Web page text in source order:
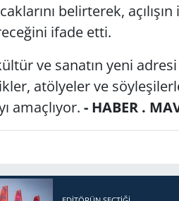
be­lir­te­rek,
ifade etti.
ve sa­na­tın yeni
atöl­ye­ler ve
amaç­lı­yor. - HABER .